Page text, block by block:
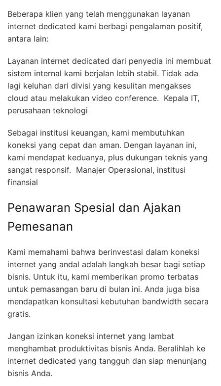
Beberapa klien yang telah menggunakan layanan
internet dedicated kami berbagi pengalaman positif,
antara lain:
Layanan internet dedicated dari penyedia ini membuat
sistem internal kami berjalan lebih stabil. Tidak ada
lagi keluhan dari divisi yang kesulitan mengakses
cloud atau melakukan video conference.  Kepala IT,
perusahaan teknologi
Sebagai institusi keuangan, kami membutuhkan
koneksi yang cepat dan aman. Dengan layanan ini,
kami mendapat keduanya, plus dukungan teknis yang
sangat responsif.  Manajer Operasional, institusi
finansial
Penawaran Spesial dan Ajakan
Pemesanan
Kami memahami bahwa berinvestasi dalam koneksi
internet yang andal adalah langkah besar bagi setiap
bisnis. Untuk itu, kami memberikan promo terbatas
untuk pemasangan baru di bulan ini. Anda juga bisa
mendapatkan konsultasi kebutuhan bandwidth secara
gratis.
Jangan izinkan koneksi internet yang lambat
menghambat produktivitas bisnis Anda. Beralihlah ke
internet dedicated yang tangguh dan siap menunjang
bisnis Anda.